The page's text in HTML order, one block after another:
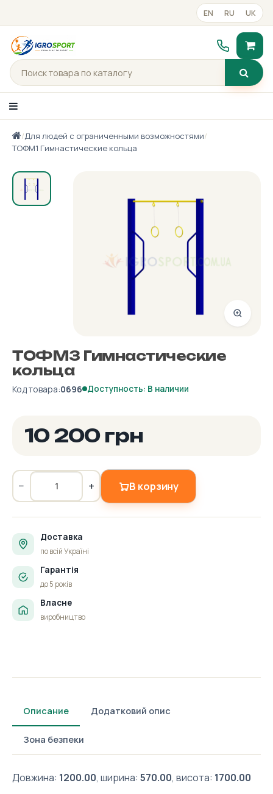
EN RU UK
Каталог товаров
Портфолио
Готові рішення
/Для людей с ограниченными возможностями/
ТОФМ1 Гимнастические кольца
ТОФМ3 Гимнастические
кольца
Код товара:0696 Доступность: В наличии
10 200 грн
− + В корзину
Доставка
по всій Україні
Гарантія
до 5 років
Власне
виробництво
Описание Додатковий опис
Зона безпеки
Довжина: 1200.00, ширина: 570.00, висота: 1700.00